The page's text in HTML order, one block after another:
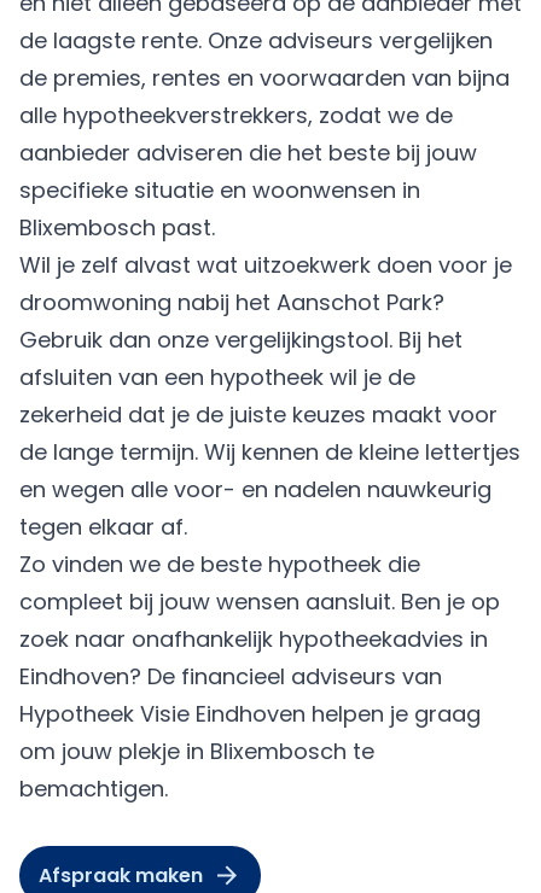
de laagste rente. Onze adviseurs vergelijken
de premies, rentes en voorwaarden van bijna
alle hypotheekverstrekkers, zodat we de
aanbieder adviseren die het beste bij jouw
specifieke situatie en woonwensen in
Blixembosch past.
Wil je zelf alvast wat uitzoekwerk doen voor je
droomwoning nabij het Aanschot Park?
Gebruik dan onze vergelijkingstool. Bij het
afsluiten van een hypotheek wil je de
zekerheid dat je de juiste keuzes maakt voor
de lange termijn. Wij kennen de kleine lettertjes
en wegen alle voor- en nadelen nauwkeurig
tegen elkaar af.
Zo vinden we de beste hypotheek die
compleet bij jouw wensen aansluit. Ben je op
zoek naar onafhankelijk hypotheekadvies in
Eindhoven? De financieel adviseurs van
Hypotheek Visie Eindhoven helpen je graag
om jouw plekje in Blixembosch te
bemachtigen.
Afspraak maken